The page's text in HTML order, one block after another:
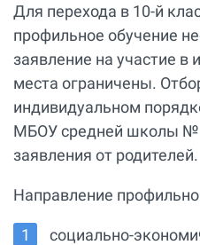
Для перехода в 10-й
профильное обучение
заявление на участие в
места ограничены.
индивидуальном
МБОУ средней школы №
заявления от родителей.
Направление
социально-